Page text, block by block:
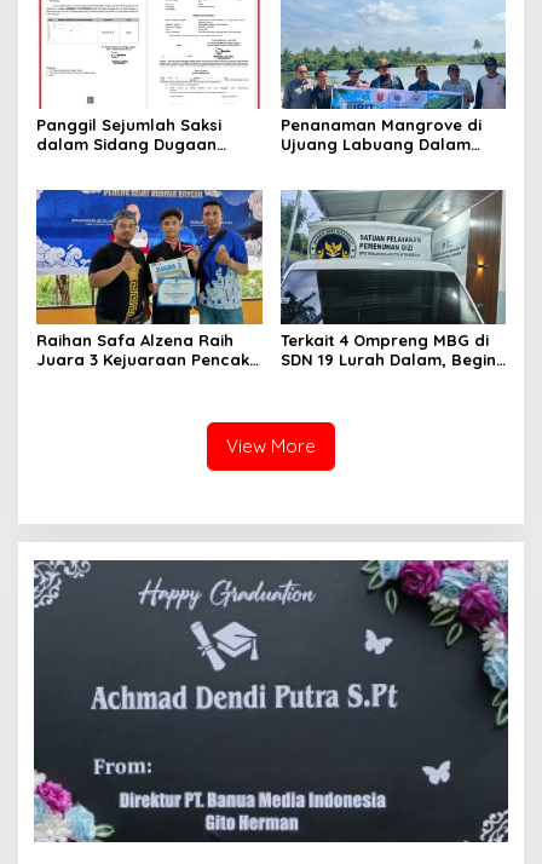
Panggil Sejumlah Saksi
dalam Sidang Dugaan
Penanaman Mangrove di
Ujuang Labuang Dalam
Raihan Safa Alzena Raih
Juara 3 Kejuaraan Pencak
Terkait 4 Ompreng MBG di
SDN 19 Lurah Dalam, Begini
View More